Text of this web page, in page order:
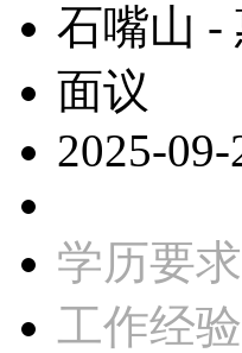
石嘴山 -
面议
2025-09-
学历要求
工作经验